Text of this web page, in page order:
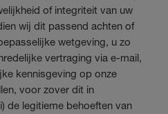
of integriteit van uw
wij dit passend achten of
wetgeving, u zo
vertraging via e-mail,
kennisgeving op onze
voor zover dit in
de legitieme behoeften van